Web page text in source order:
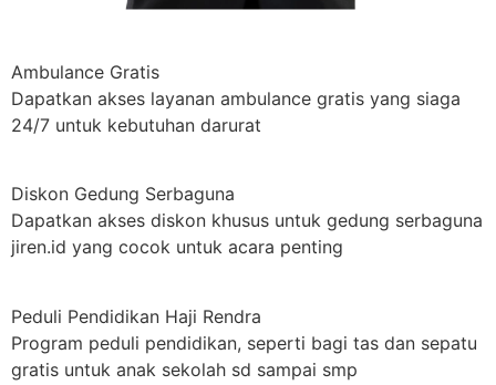
Ambulance Gratis
Dapatkan akses layanan ambulance gratis yang siaga
24/7 untuk kebutuhan darurat
Diskon Gedung Serbaguna
Dapatkan akses diskon khusus untuk gedung serbaguna
jiren.id yang cocok untuk acara penting
Peduli Pendidikan Haji Rendra
Program peduli pendidikan, seperti bagi tas dan sepatu
gratis untuk anak sekolah sd sampai smp